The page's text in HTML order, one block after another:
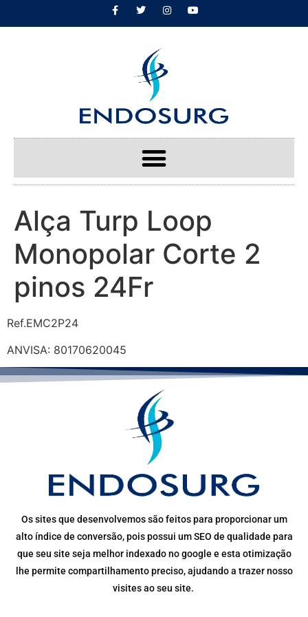
Alça Turp Loop
Monopolar Corte 2
pinos 24Fr
Ref.EMC2P24
ANVISA: 80170620045
Os sites que desenvolvemos são feitos para proporcionar um
alto índice de conversão, pois possui um SEO de qualidade para
que seu site seja melhor indexado no google e esta otimização
lhe permite compartilhamento preciso, ajudando a trazer nosso
visites ao seu site.